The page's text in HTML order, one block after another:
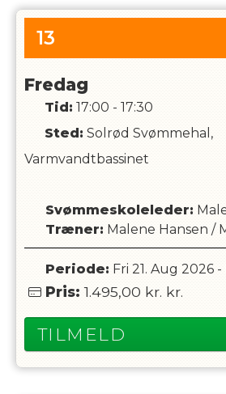
er det Plask & Leg m/voksne man
13
Fredag
Tid: 17:00 - 17:30
Sted: Solrød Svømmehal,
Varmvandtbassinet
Svømmeskoleleder:
Træner: Malene Hansen /
Periode: Fri 21. Aug 2026-
Pris: 1.495,00 kr. kr.
TILMELD